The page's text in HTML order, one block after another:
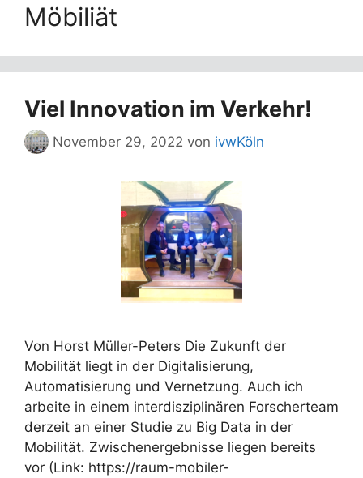
Möbiliät
Viel Innovation im Verkehr!
November 29, 2022 von ivwKöln
Von Horst Müller-Peters Die Zukunft der
Mobilität liegt in der Digitalisierung,
Automatisierung und Vernetzung. Auch ich
arbeite in einem interdisziplinären Forscherteam
derzeit an einer Studie zu Big Data in der
Mobilität. Zwischenergebnisse liegen bereits
vor (Link: https://raum-mobiler-